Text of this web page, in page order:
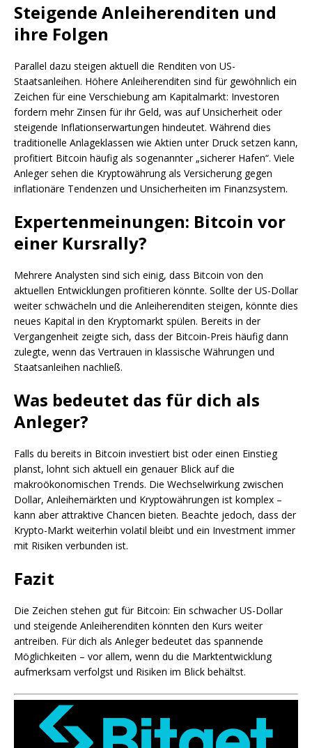
Steigende Anleiherenditen und
ihre Folgen
Parallel dazu steigen aktuell die Renditen von US-
Staatsanleihen. Höhere Anleiherenditen sind für gewöhnlich ein
Zeichen für eine Verschiebung am Kapitalmarkt: Investoren
fordern mehr Zinsen für ihr Geld, was auf Unsicherheit oder
steigende Inflationserwartungen hindeutet. Während dies
traditionelle Anlageklassen wie Aktien unter Druck setzen kann,
profitiert Bitcoin häufig als sogenannter „sicherer Hafen“. Viele
Anleger sehen die Kryptowährung als Versicherung gegen
inflationäre Tendenzen und Unsicherheiten im Finanzsystem.
Expertenmeinungen: Bitcoin vor
einer Kursrally?
Mehrere Analysten sind sich einig, dass Bitcoin von den
aktuellen Entwicklungen profitieren könnte. Sollte der US-Dollar
weiter schwächeln und die Anleiherenditen steigen, könnte dies
neues Kapital in den Kryptomarkt spülen. Bereits in der
Vergangenheit zeigte sich, dass der Bitcoin-Preis häufig dann
zulegte, wenn das Vertrauen in klassische Währungen und
Staatsanleihen nachließ.
Was bedeutet das für dich als
Anleger?
Falls du bereits in Bitcoin investiert bist oder einen Einstieg
planst, lohnt sich aktuell ein genauer Blick auf die
makroökonomischen Trends. Die Wechselwirkung zwischen
Dollar, Anleihemärkten und Kryptowährungen ist komplex –
kann aber attraktive Chancen bieten. Beachte jedoch, dass der
Krypto-Markt weiterhin volatil bleibt und ein Investment immer
mit Risiken verbunden ist.
Fazit
Die Zeichen stehen gut für Bitcoin: Ein schwacher US-Dollar
und steigende Anleiherenditen könnten den Kurs weiter
antreiben. Für dich als Anleger bedeutet das spannende
Möglichkeiten – vor allem, wenn du die Marktentwicklung
aufmerksam verfolgst und Risiken im Blick behältst.